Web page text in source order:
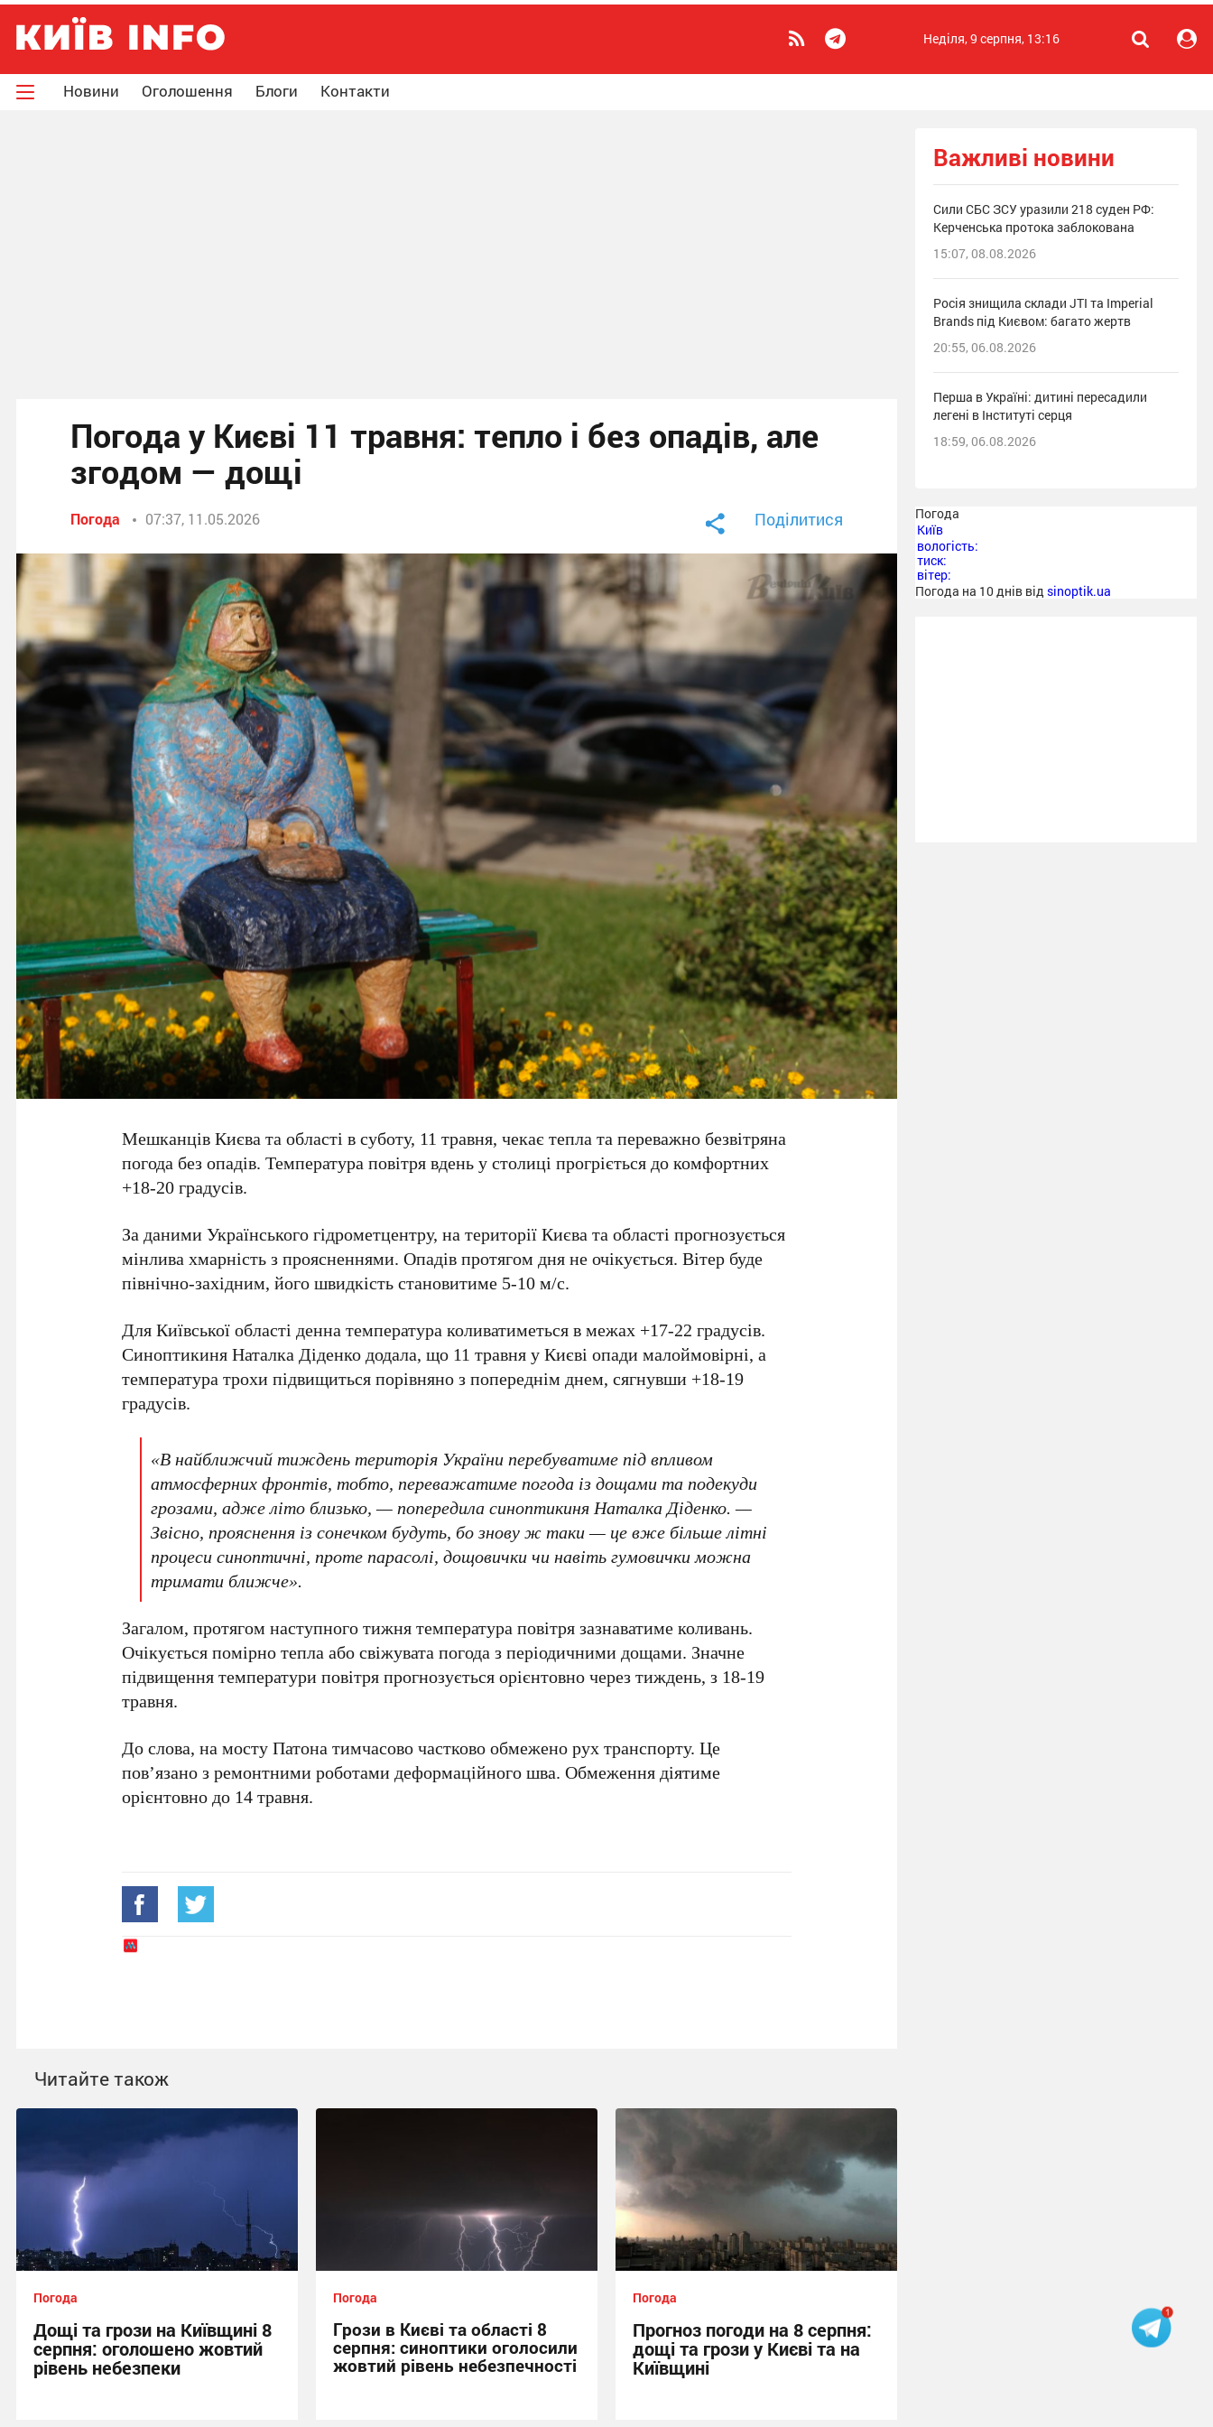
Неділя, 9 серпня, 13:16
Новини Оголошення Блоги Контакти
Погода у Києві 11 травня: тепло і без опадів, але
згодом — дощі
Погода 07:37, 11.05.2026 Поділитися
Мешканців Києва та області в суботу, 11 травня, чекає тепла та переважно безвітряна
погода без опадів. Температура повітря вдень у столиці прогріється до комфортних
+18-20 градусів.
За данимиУкраїнського гідрометцентру, на території Києва та області прогнозується
мінлива хмарність з проясненнями. Опадів протягом дня не очікується. Вітер буде
північно-західним, його швидкість становитиме 5-10 м/с.
Для Київської області денна температура коливатиметься в межах +17-22 градусів.
СиноптикиняНаталка Діденкододала, що 11 травняу Києві опади малоймовірні, а
температура трохи підвищиться порівняно з попереднім днем, сягнувши +18-19
градусів.
«В найближчий тиждень територія України перебуватиме під впливом
атмосферних фронтів, тобто, переважатиме погода із дощами та подекуди
грозами, адже літо близько, — попередила синоптикиня Наталка Діденко. —
Звісно, прояснення із сонечком будуть, бо знову ж таки — це вже більше літні
процеси синоптичні, проте парасолі, дощовички чи навіть гумовички можна
тримати ближче».
Загалом, протягом наступного тижня температура повітря зазнаватиме коливань.
Очікується помірно тепла або свіжувата погода з періодичними дощами. Значне
підвищення температури повітря прогнозується орієнтовно через тиждень, з 18-19
травня.
До слова, намосту Патонатимчасово частково обмежено рух транспорту. Це
пов’язано з ремонтними роботами деформаційного шва. Обмеження діятиме
орієнтовно до 14 травня.
Читайте також
Погода
Дощі та грози на Київщині 8
серпня: оголошено жовтий
рівень небезпеки
Погода
Грози в Києві та області 8
серпня: синоптики оголосили
жовтий рівень небезпечності
Погода
Прогноз погоди на 8 серпня:
дощі та грози у Києві та на
Київщині
Важливі новини
Сили СБС ЗСУ уразили 218 суден РФ:
Керченська протока заблокована
15:07, 08.08.2026
Росія знищила склади JTI та Imperial
Brands під Києвом: багато жертв
20:55, 06.08.2026
Перша в Україні: дитині пересадили
легені в Інституті серця
18:59, 06.08.2026
Погода
Київ
вологість:
тиск:
вітер:
Погода на 10 днів від sinoptik.ua